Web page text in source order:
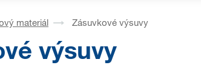
materiál Zásuvkové výsuvy
výsuvy